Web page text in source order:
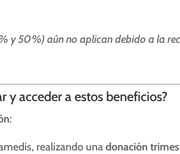
y 50 %) aún no aplican debido a la
y acceder a estos beneficios?
:
realizando unadonación